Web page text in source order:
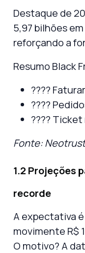
Destaque de
5,97 bilhões
reforçando a
Resumo Black
????
????
????
Fonte:
1.2 Projeções
recorde
A expectativa
movimente R$
O motivo? A